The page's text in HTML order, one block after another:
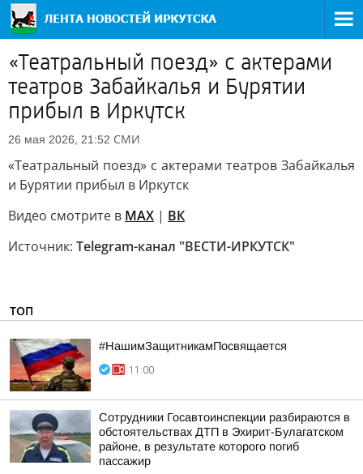
«Театральный поезд» с актерами
театров Забайкалья и Бурятии
прибыл в Иркутск
26 мая 2026, 21:52 СМИ
«Театральный поезд» с актерами театров Забайкалья
и Бурятии прибыл в Иркутск
Видео смотрите в MAX | ВК
Источник: Telegram-канал "ВЕСТИ-ИРКУТСК"
ТОП
#НашимЗащитникамПосвящается
11:00
Сотрудники Госавтоинспекции разбираются в
обстоятельствах ДТП в Эхирит-Булагатском
районе, в результате которого погиб
пассажир